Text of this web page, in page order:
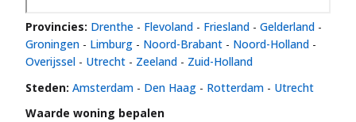
Provincies: Drenthe - Flevoland - Friesland - Gelderland -
Groningen - Limburg - Noord-Brabant - Noord-Holland -
Overijssel - Utrecht - Zeeland - Zuid-Holland
Steden: Amsterdam - Den Haag - Rotterdam - Utrecht
Waarde woning bepalen